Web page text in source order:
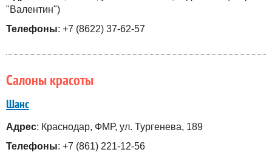
"Валентин")
Телефоны: +7 (8622) 37-62-57
Салоны красоты
Шанс
Адрес: Краснодар, ФМР, ул. Тургенева, 189
Телефоны: +7 (861) 221-12-56